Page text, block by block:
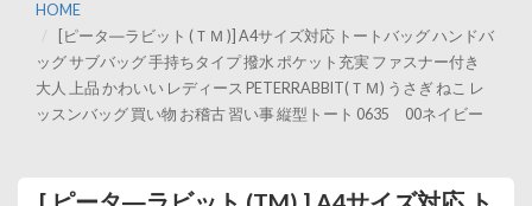
HOME
[ピータ―ラビット (ＴＭ )] A4サイズ対応 トートバッグ ハンドバ
ッグ サブバッグ 手持ちタイプ 撥水 ポケット充実 ファスナー付き
大人 上品 かわいい レディース PETERRABBIT(ＴＭ) うさぎ ねこ レ
ッスンバッグ 買い物 お稽古 習い事 縦型トート 0635 00ネイビー